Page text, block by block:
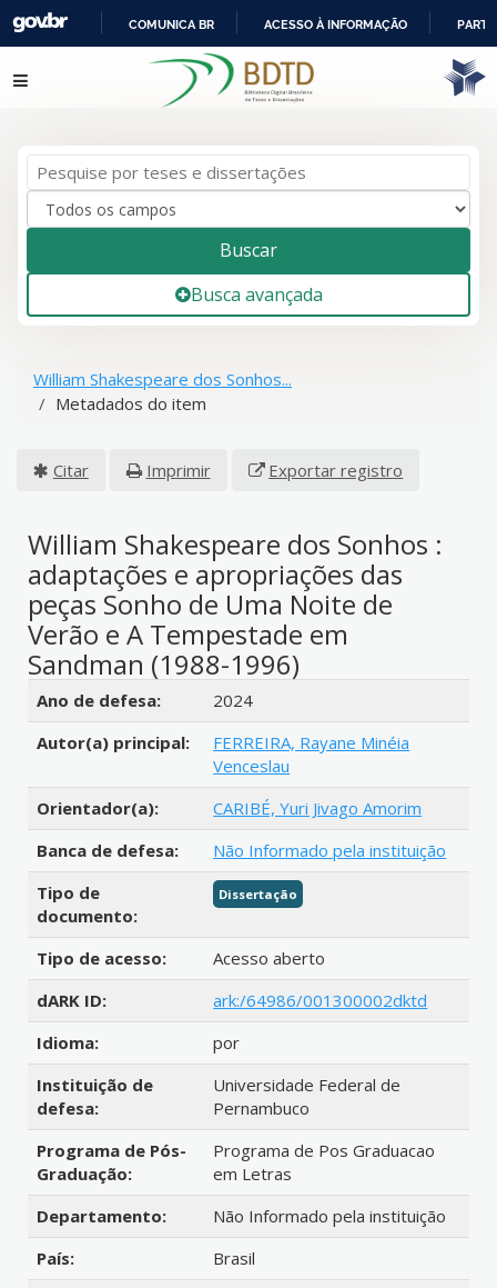
IR
PARA
COMUNICA BR ACESSO À INFORMAÇÃO
Pular para o conteúdo
Buscar
Busca avançada
William Shakespeare dos Sonhos...
Metadados do item
Citar Imprimir Exportar registro
William Shakespeare dos Sonhos :
adaptações e apropriações das
peças Sonho de Uma Noite de
Verão e A Tempestade em
Sandman (1988-1996)
Detalhes bibliográficos
Ano de defesa:
2024
Autor(a) principal:
FERREIRA, Rayane Minéia
Venceslau
Orientador(a):
CARIBÉ, Yuri Jivago Amorim
Banca de defesa:
Não Informado pela instituição
Tipo de
documento:
Dissertação
Tipo de acesso:
Acesso aberto
dARK ID:
ark:/64986/001300002dktd
Idioma:
por
Instituição de
defesa:
Universidade Federal de
Pernambuco
Programa de Pós-
Graduação:
Programa de Pos Graduacao
em Letras
Departamento:
Não Informado pela instituição
País:
Brasil